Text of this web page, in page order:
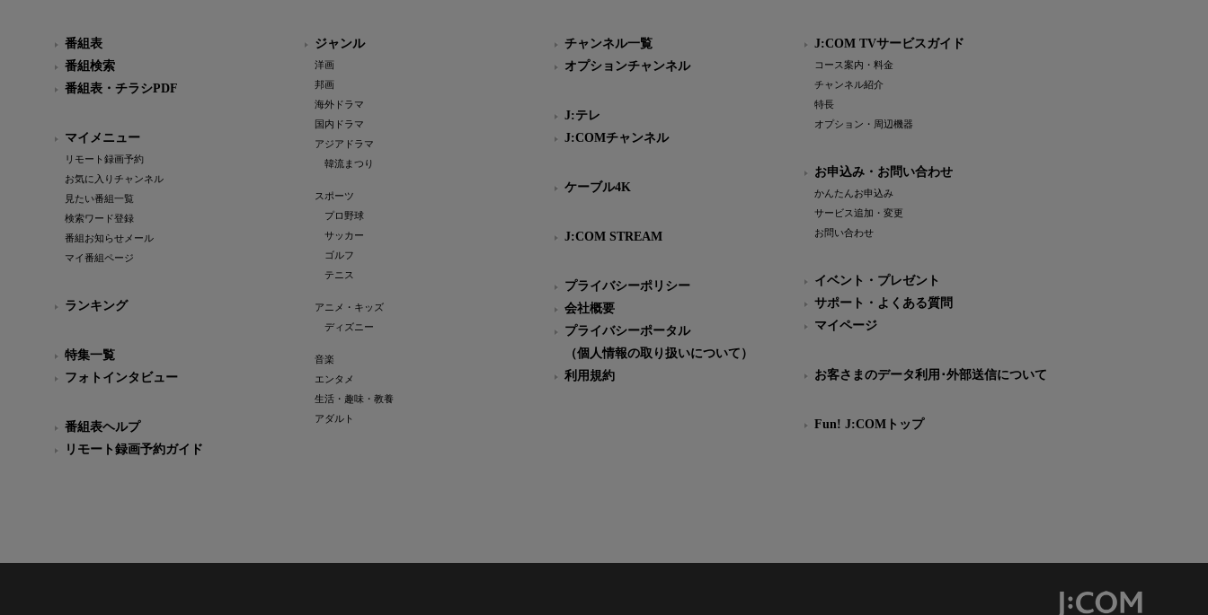
番組表
番組検索
番組表・チラシPDF
マイメニュー
リモート録画予約
お気に入りチャンネル
見たい番組一覧
検索ワード登録
番組お知らせメール
マイ番組ページ
ランキング
特集一覧
フォトインタビュー
番組表ヘルプ
リモート録画予約ガイド
ジャンル
洋画
邦画
海外ドラマ
国内ドラマ
アジアドラマ
韓流まつり
スポーツ
プロ野球
サッカー
ゴルフ
テニス
アニメ・キッズ
ディズニー
音楽
エンタメ
生活・趣味・教養
アダルト
チャンネル一覧
オプションチャンネル
J:テレ
J:COMチャンネル
ケーブル4K
J:COM STREAM
プライバシーポリシー
会社概要
プライバシーポータル
（個人情報の取り扱いについて）
利用規約
J:COM TVサービスガイド
コース案内・料金
チャンネル紹介
特長
オプション・周辺機器
お申込み・お問い合わせ
かんたんお申込み
サービス追加・変更
お問い合わせ
イベント・プレゼント
サポート・よくある質問
マイページ
お客さまのデータ利用･外部送信について
Fun! J:COMトップ